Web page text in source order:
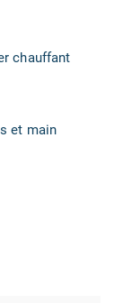
chauffant
et main